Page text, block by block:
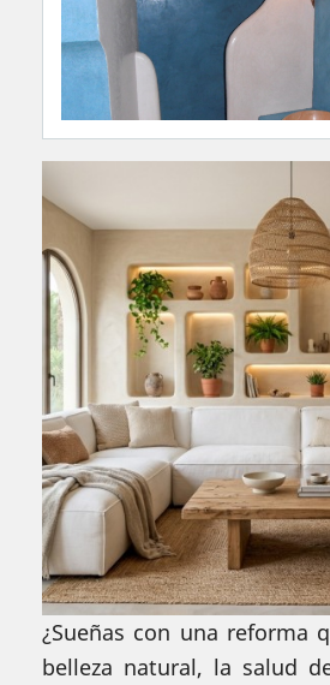
¿Sueñas con una reforma
belleza natural, la salud